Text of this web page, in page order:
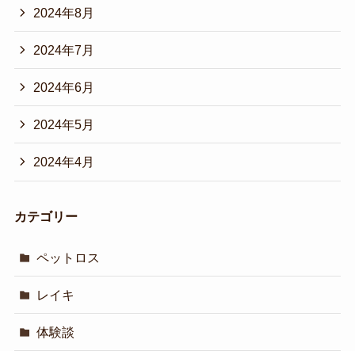
2024年8月
2024年7月
2024年6月
2024年5月
2024年4月
カテゴリー
ペットロス
レイキ
体験談